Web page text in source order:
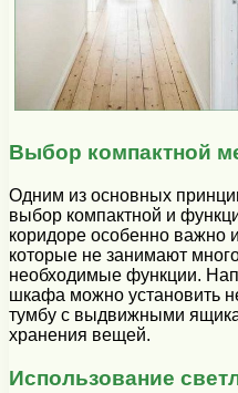
Выбор компактной
Одним из основных
выбор компактной и
коридоре особенно важно
которые не занимают
необходимые функции.
шкафа можно установить
тумбу с выдвижными
хранения вещей.
Использование